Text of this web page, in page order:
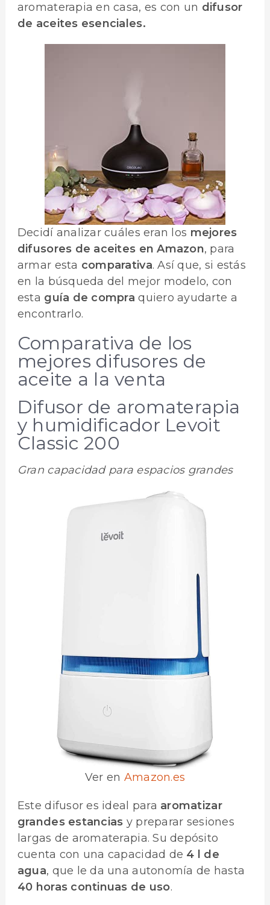
aromaterapia en casa, es con un difusor
de aceites esenciales.
Decidí analizar cuáles eran los mejores
difusores de aceites en Amazon, para
armar esta comparativa. Así que, si estás
en la búsqueda del mejor modelo, con
esta guía de compra quiero ayudarte a
encontrarlo.
Comparativa de los
mejores difusores de
aceite a la venta
Difusor de aromaterapia
y humidificador Levoit
Classic 200
Gran capacidad para espacios grandes
Ver en Amazon.es
Este difusor es ideal para aromatizar
grandes estancias y preparar sesiones
largas de aromaterapia. Su depósito
cuenta con una capacidad de 4 l de
agua, que le da una autonomía de hasta
40 horas continuas de uso.